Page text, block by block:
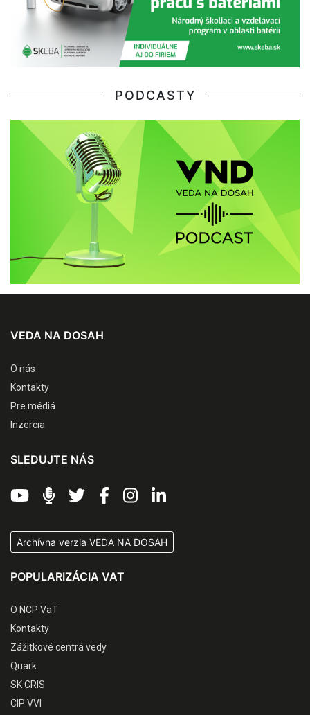
PODCASTY
VEDA NA DOSAH
O nás
Kontakty
Pre médiá
Inzercia
SLEDUJTE NÁS
Archívna verzia VEDA NA DOSAH
POPULARIZÁCIA VAT
O NCP VaT
Kontakty
Zážitkové centrá vedy
Quark
SK CRIS
CIP VVI